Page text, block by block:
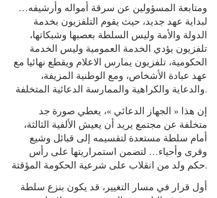
ومتابعة المسؤولين عن سرقة أمواله وأرشيفه…
لبداية عهد جديد، حيث يقوم التلفزيون بخدمة
الدولة والأمة وليس السلطة بعصبها وشبكاتها،
تلفزيون يؤدي الخدمة العمومية وليس الخدمة
الحكومية، تلفزيون يمارس الاعلام ويقطع نهائيا مع
عهد عبادة الأشخاص، ومع الوطنية المزيفة،
والدعاية والكراهية والممارسة الدعائية المتخلفة.
إن هذا « الجهاز الدعائي »، يعطي صورة جد
متخلفة عن مجتمع يريد أن يعيش الألفية الثالثة،
أمام سلطة مستعدة لتقسيمه إلى قبائل وشيع
وقرى وأحياء… لتضمن استمراريتها على رأس
حكم ولد من انقلاب على شرعية الحكومة المؤقتة.
أول قرار في مسار التغيير، قد يكون بنزع سلطة